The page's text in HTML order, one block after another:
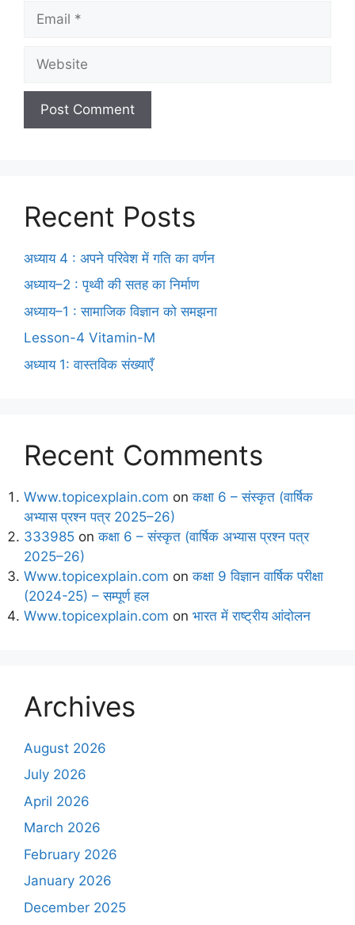
Recent Posts
अध्याय 4 : अपने परिवेश में गति का वर्णन
अध्याय–2 : पृथ्वी की सतह का निर्माण
अध्याय–1 : सामाजिक विज्ञान को समझना
Lesson-4 Vitamin-M
अध्याय 1: वास्तविक संख्याएँ
Recent Comments
Www.topicexplain.com onकक्षा 6 – संस्कृत (वार्षिक
अभ्यास प्रश्न पत्र 2025–26)
333985 onकक्षा 6 – संस्कृत (वार्षिक अभ्यास प्रश्न पत्र
2025–26)
Www.topicexplain.com onकक्षा 9 विज्ञान वार्षिक परीक्षा
(2024-25) – सम्पूर्ण हल
Www.topicexplain.com on भारत में राष्ट्रीय आंदोलन
Archives
August 2026
July 2026
April 2026
March 2026
February 2026
January 2026
December 2025